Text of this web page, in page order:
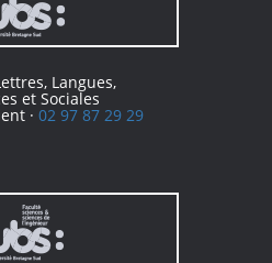
Langues,
et Sociales
· 02 97 87 29 29